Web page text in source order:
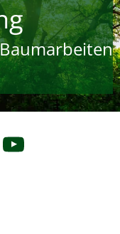
YouTube